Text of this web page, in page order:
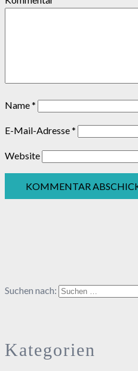
Name*
E-Mail-Adresse*
Website
Suchen nach:
Kategorien